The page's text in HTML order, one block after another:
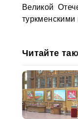
Великой
Читайте